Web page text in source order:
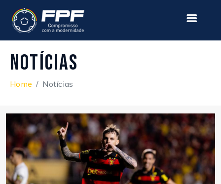
Notícias
Home Notícias